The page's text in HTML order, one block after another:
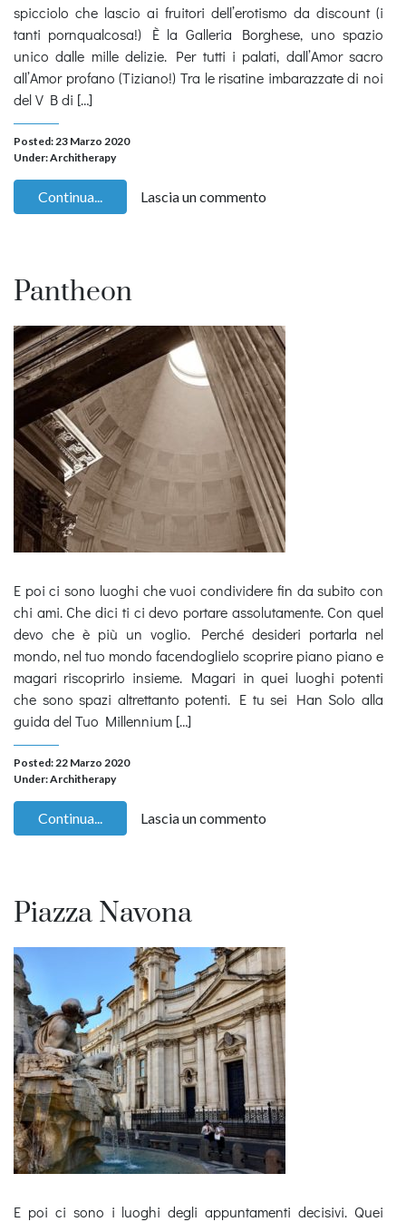
spicciolo che lascio ai fruitori dell’erotismo da discount (i
tanti pornqualcosa!) È la Galleria Borghese, uno spazio
unico dalle mille delizie. Per tutti i palati, dall’Amor sacro
all’Amor profano (Tiziano!) Tra le risatine imbarazzate di noi
del V B di […]
Posted: 23 Marzo 2020
Under:Architherapy
Continua... Lascia un commento
Pantheon
E poi ci sono luoghi che vuoi condividere fin da subito con
chi ami. Che dici ti ci devo portare assolutamente. Con quel
devo che è più un voglio. Perché desideri portarla nel
mondo, nel tuo mondo facendoglielo scoprire piano piano e
magari riscoprirlo insieme. Magari in quei luoghi potenti
che sono spazi altrettanto potenti. E tu sei Han Solo alla
guida del Tuo Millennium […]
Posted: 22 Marzo 2020
Under:Architherapy
Continua... Lascia un commento
Piazza Navona
E poi ci sono i luoghi degli appuntamenti decisivi. Quei